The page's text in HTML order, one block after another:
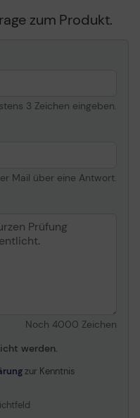
zum Produkt.
3 Zeichen eingeben.
Mail über eine Antwort.
Noch 4000 Zeichen
werden.
zur Kenntnis